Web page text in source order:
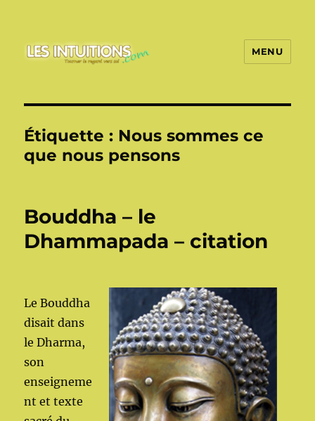
MENU
Étiquette : Nous sommes ce
que nous pensons
Bouddha – le
Dhammapada – citation
Le Bouddha
disait dans
le Dharma,
son
enseigneme
nt et texte